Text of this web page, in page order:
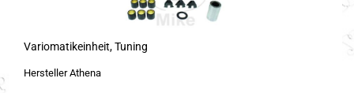
Variomatikeinheit, Tuning
Hersteller Athena